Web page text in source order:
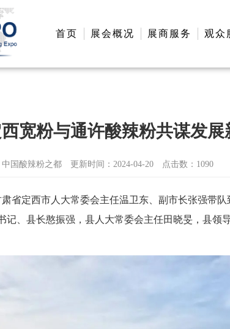
首页 展会概况 展商服务 观众
宽粉与通许酸辣粉共谋发展
中国酸辣粉之都 更新时间：2024-04-20 点击数： 1090
省定西市人大常委会主任温卫东、副市长张强带
记、县长憨振强，县人大常委会主任田晓旻，县领